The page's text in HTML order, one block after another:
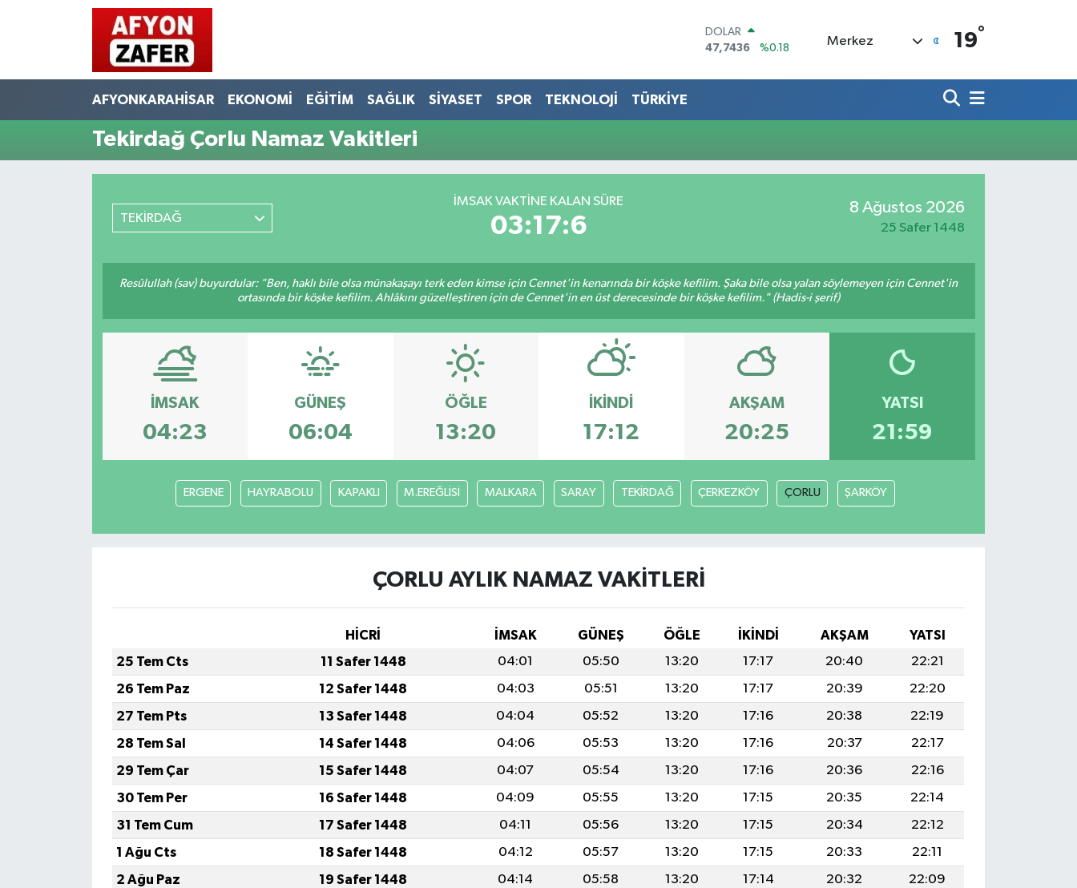
DOLAR
47,7436
%0.18
55,2510
%0.32
BİST100
13.773
%-19
Merkez 19°
AFYONKARAHİSAR EKONOMİ EĞİTİM SAĞLIK SİYASET SPOR TEKNOLOJİ TÜRKİYE
Tekirdağ Çorlu Namaz Vakitleri
TEKİRDAĞ
İMSAK VAKTINE KALAN SÜRE
03:17:6
8 Ağustos 2026
25 Safer 1448
Resûlullah (sav) buyurdular: "Ben, haklı bile olsa münakaşayı terk eden kimse için Cennet'in kenarında bir köşke kefilim. Şaka bile olsa yalan söylemeyen için Cennet'in
ortasında bir köşke kefilim. Ahlâkını güzelleştiren için de Cennet'in en üst derecesinde bir köşke kefilim." (Hadis-i şerif)
İMSAK
04:23
GÜNEŞ
06:04
ÖĞLE
13:20
İKINDI
17:12
AKŞAM
20:25
YATSI
21:59
ERGENE HAYRABOLU KAPAKLI M.EREĞLİSİ MALKARA SARAY TEKİRDAĞ ÇERKEZKÖY ÇORLU ŞARKÖY
ÇORLU AYLIK NAMAZ VAKITLERI
HİCRİ İMSAK GÜNEŞ ÖĞLE İKINDI AKŞAM
YATSI
25 Tem Cts
11 Safer 1448 04:01 05:50 13:20 17:17 20:40
22:21
26 Tem Paz
12 Safer 1448 04:03 05:51 13:20 17:17 20:39
22:20
27 Tem Pts
13 Safer 1448 04:04 05:52 13:20 17:16 20:38
22:19
28 Tem Sal
14 Safer 1448 04:06 05:53 13:20 17:16 20:37
22:17
29 Tem Çar
15 Safer 1448 04:07 05:54 13:20 17:16 20:36
22:16
30 Tem Per
16 Safer 1448 04:09 05:55 13:20 17:15 20:35
22:14
31 Tem Cum
17 Safer 1448 04:11 05:56 13:20 17:15 20:34
22:12
1 Ağu Cts
18 Safer 1448 04:12 05:57 13:20 17:15 20:33
22:11
2 Ağu Paz
19 Safer 1448 04:14 05:58 13:20 17:14 20:32
22:09